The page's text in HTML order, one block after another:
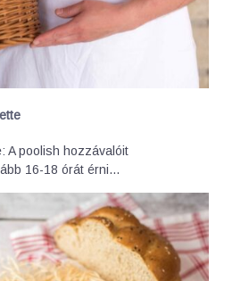
A poolish hozzávalóit
16-18 órát érni…